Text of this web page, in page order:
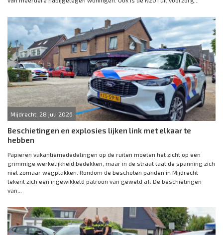
Mijdrecht, 28 juli 2026
Beschietingen en explosies lijken link met elkaar te
hebben
Papieren vakantiemededelingen op de ruiten moeten het zicht op een
grimmige werkelijkheid bedekken, maar in de straat laat de spanning zich
niet zomaar wegplakken. Rondom de beschoten panden in Mijdrecht
tekent zich een ingewikkeld patroon van geweld af. De beschietingen
van...